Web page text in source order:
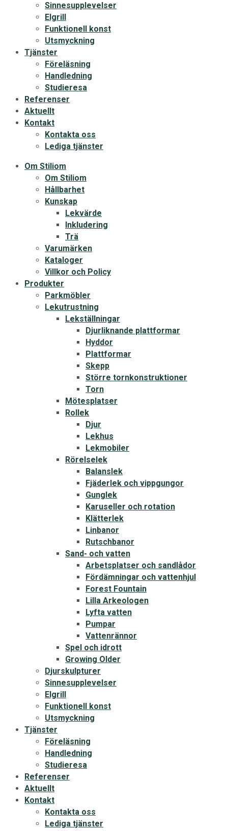
Sinnesupplevelser
Elgrill
Funktionell konst
Utsmyckning
Tjänster
Föreläsning
Handledning
Studieresa
Referenser
Aktuellt
Kontakt
Kontakta oss
Lediga tjänster
Om Stiliom
Om Stiliom
Hållbarhet
Kunskap
Lekvärde
Inkludering
Trä
Varumärken
Kataloger
Villkor och Policy
Produkter
Parkmöbler
Lekutrustning
Lekställningar
Djurliknande plattformar
Hyddor
Plattformar
Skepp
Större tornkonstruktioner
Torn
Mötesplatser
Rollek
Djur
Lekhus
Lekmobiler
Rörelselek
Balanslek
Fjäderlek och vippgungor
Gunglek
Karuseller och rotation
Klätterlek
Linbanor
Rutschbanor
Sand- och vatten
Arbetsplatser och sandlådor
Fördämningar och vattenhjul
Forest Fountain
Lilla Arkeologen
Lyfta vatten
Pumpar
Vattenrännor
Spel och idrott
Growing Older
Djurskulpturer
Sinnesupplevelser
Elgrill
Funktionell konst
Utsmyckning
Tjänster
Föreläsning
Handledning
Studieresa
Referenser
Aktuellt
Kontakt
Kontakta oss
Lediga tjänster